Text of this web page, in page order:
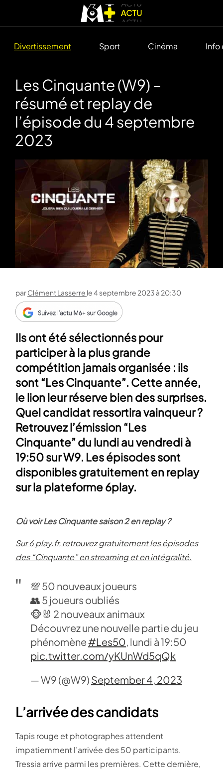
Divertissement Sport Cinéma Info
Les Cinquante (W9) –
résumé et replay de
l’épisode du 4 septembre
2023
parClément Lasserre le4 septembre 2023 à 20:30
Ils ont été sélectionnés pour
participer à la plus grande
compétition jamais organisée : ils
sont “Les Cinquante”. Cette année,
le lion leur réserve bien des surprises.
Quel candidat ressortira vainqueur ?
Retrouvez l’émission “Les
Cinquante” du lundi au vendredi à
19:50 sur W9. Les épisodes sont
disponibles gratuitement en replay
sur la plateforme 6play.
Où voir Les Cinquante saison 2 en replay ?
Sur 6 play.fr, retrouvez gratuitement les épisodes
des “Cinquante” en streaming et en intégralité.
💯 50 nouveaux joueurs
👥 5 joueurs oubliés
🐵🐰 2 nouveaux animaux
Découvrez une nouvelle partie du jeu
phénomène#Les50, lundi à 19:50
pic.twitter.com/yKUnWd5qQk
— W9 (@W9) September 4, 2023
L’arrivée des candidats
Tapis rouge et photographes attendent
impatiemment l’arrivée des 50 participants.
Tressia arrive parmi les premières. Cette dernière,